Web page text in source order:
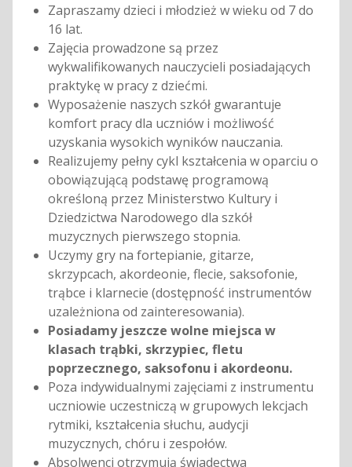
Zapraszamy dzieci i młodzież w wieku od 7 do
16 lat.
Zajęcia prowadzone są przez
wykwalifikowanych nauczycieli posiadających
praktykę w pracy z dziećmi.
Wyposażenie naszych szkół gwarantuje
komfort pracy dla uczniów i możliwość
uzyskania wysokich wyników nauczania.
Realizujemy pełny cykl kształcenia w oparciu o
obowiązującą podstawę programową
określoną przez Ministerstwo Kultury i
Dziedzictwa Narodowego dla szkół
muzycznych pierwszego stopnia.
Uczymy gry na fortepianie, gitarze,
skrzypcach, akordeonie, flecie, saksofonie,
trąbce i klarnecie (dostępność instrumentów
uzależniona od zainteresowania).
Posiadamy jeszcze wolne miejsca w
klasach trąbki, skrzypiec, fletu
poprzecznego, saksofonu i akordeonu.
Poza indywidualnymi zajęciami z instrumentu
uczniowie uczestniczą w grupowych lekcjach
rytmiki, kształcenia słuchu, audycji
muzycznych, chóru i zespołów.
Absolwenci otrzymują świadectwa